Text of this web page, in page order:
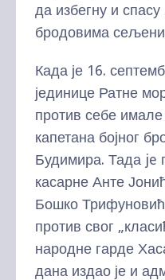
да избегну и
бродовима
Када је 16.
јединице Ратне
против себе имале
капетана бојног
Будимира. Тада je
касарне Анте
Бошко Трифуновић,
против свог
народне гарде
дана издао је и